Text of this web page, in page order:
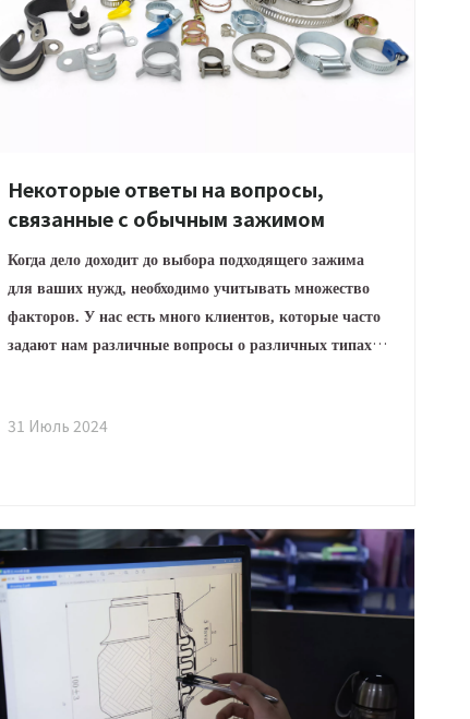
Некоторые ответы на вопросы,
связанные с обычным зажимом
Когда дело доходит до выбора подходящего зажима
для ваших нужд, необходимо учитывать множество
факторов. У нас есть много клиентов, которые часто
задают нам различные вопросы о различных типах
установки. Сегодня мы обсудим несколько часто
31 Июль 2024